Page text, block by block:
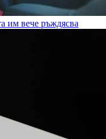
им вече ръждясва